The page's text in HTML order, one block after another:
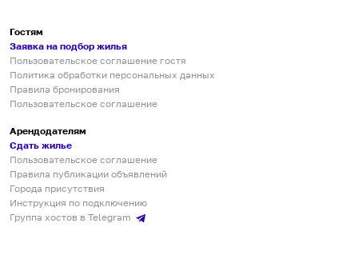
Гостям
Заявка на подбор жилья
Пользовательское соглашение гостя
Политика обработки персональных данных
Правила бронирования
Пользовательское соглашение
Арендодателям
Сдать жилье
Пользовательское соглашение
Правила публикации объявлений
Города присутствия
Инструкция по подключению
Группа хостов в Telegram